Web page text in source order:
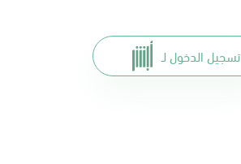
تسجيل الدخول لـ